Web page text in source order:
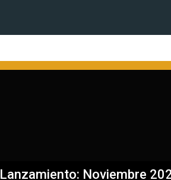
Lanzamiento: Noviembre